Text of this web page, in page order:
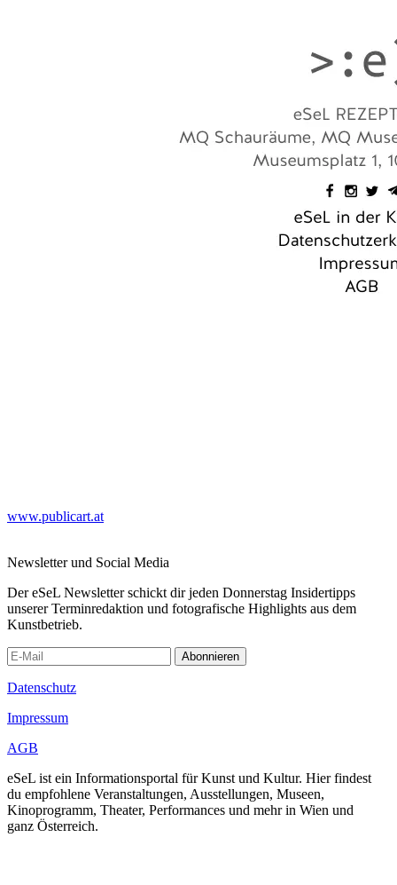
www.publicart.at
Newsletter und Social Media
Der eSeL Newsletter schickt dir jeden Donnerstag Insidertipps
unserer Terminredaktion und fotografische Highlights aus dem
Kunstbetrieb.
Abonnieren
Datenschutz
Impressum
AGB
eSeL ist ein Informationsportal für Kunst und Kultur. Hier findest
du empfohlene Veranstaltungen, Ausstellungen, Museen,
Kinoprogramm, Theater, Performances und mehr in Wien und
ganz Österreich.